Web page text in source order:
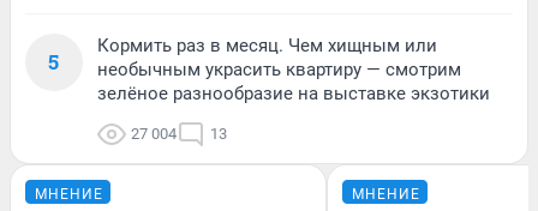
5
Кормить раз в месяц. Чем хищным или
необычным украсить квартиру — смотрим
зелёное разнообразие на выставке экзотики
27 004 13
МНЕНИЕ МНЕНИЕ